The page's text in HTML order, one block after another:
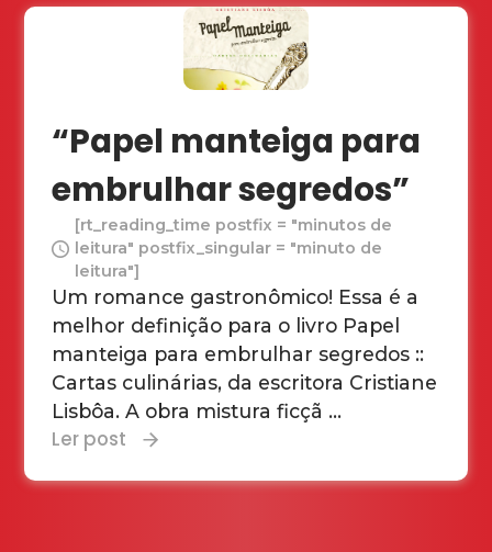
“Papel manteiga para
embrulhar segredos”
[rt_reading_time postfix = "minutos de
leitura" postfix_singular = "minuto de
leitura"]
Um romance gastronômico! Essa é a
melhor definição para o livro Papel
manteiga para embrulhar segredos ::
Cartas culinárias, da escritora Cristiane
Lisbôa. A obra mistura ficçã ...
Ler post